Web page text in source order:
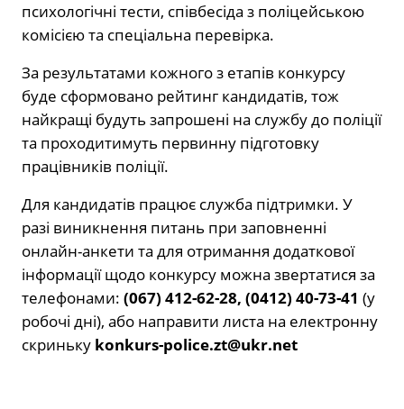
психологічні тести, співбесіда з поліцейською
комісією та спеціальна перевірка.
За результатами кожного з етапів конкурсу
буде сформовано рейтинг кандидатів, тож
найкращі будуть запрошені на службу до поліції
та проходитимуть первинну підготовку
працівників поліції.
Для кандидатів працює служба підтримки. У
разі виникнення питань при заповненні
онлайн-анкети та для отримання додаткової
інформації щодо конкурсу можна звертатися за
телефонами: (067) 412-62-28, (0412) 40-73-41 (у
робочі дні), або направити листа на електронну
скриньку konkurs-police.zt@ukr.net